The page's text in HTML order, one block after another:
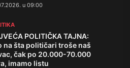
u 09:00
POLITIČKA TAJNA:
na šta političari troše naš
čak po 20.000-70.000
imamo listu